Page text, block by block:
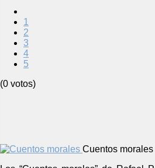
1
2
3
4
5
(0 votos)
Cuentos morales